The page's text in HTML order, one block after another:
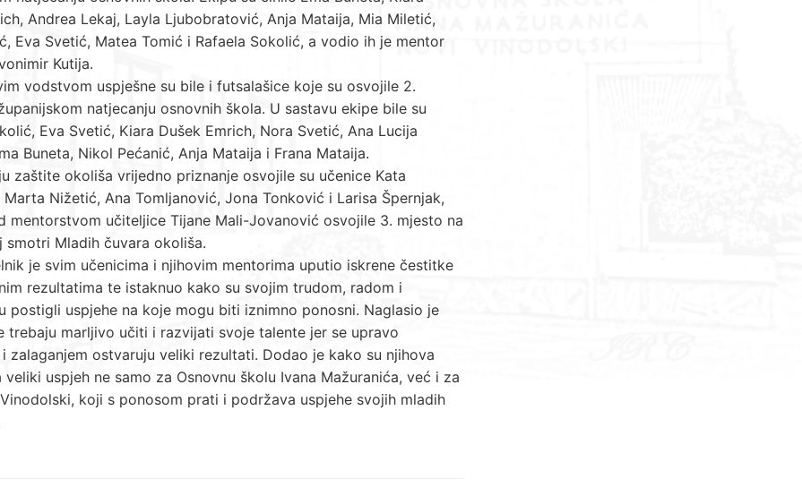
Andrea Lekaj, Layla Ljubobratović, Anja Mataija, Mia Miletić,
Eva Svetić, Matea Tomić i Rafaela Sokolić, a vodio ih je mentor
Kutija.
vodstvom uspješne su bile i futsalašice koje su osvojile 2.
natjecanju osnovnih škola. U sastavu ekipe bile su
Eva Svetić, Kiara Dušek Emrich, Nora Svetić, Ana Lucija
Buneta, Nikol Pećanić, Anja Mataija i Frana Mataija.
zaštite okoliša vrijedno priznanje osvojile su učenice Kata
Nižetić, Ana Tomljanović, Jona Tonković i Larisa Špernjak,
mentorstvom učiteljice Tijane Mali-Jovanović osvojile 3. mjesto na
smotri Mladih čuvara okoliša.
je svim učenicima i njihovim mentorima uputio iskrene čestitke
rezultatima te istaknuo kako su svojim trudom, radom i
postigli uspjehe na koje mogu biti iznimno ponosni. Naglasio je
trebaju marljivo učiti i razvijati svoje talente jer se upravo
zalaganjem ostvaruju veliki rezultati. Dodao je kako su njihova
veliki uspjeh ne samo za Osnovnu školu Ivana Mažuranića, već i za
koji s ponosom prati i podržava uspjehe svojih mladih